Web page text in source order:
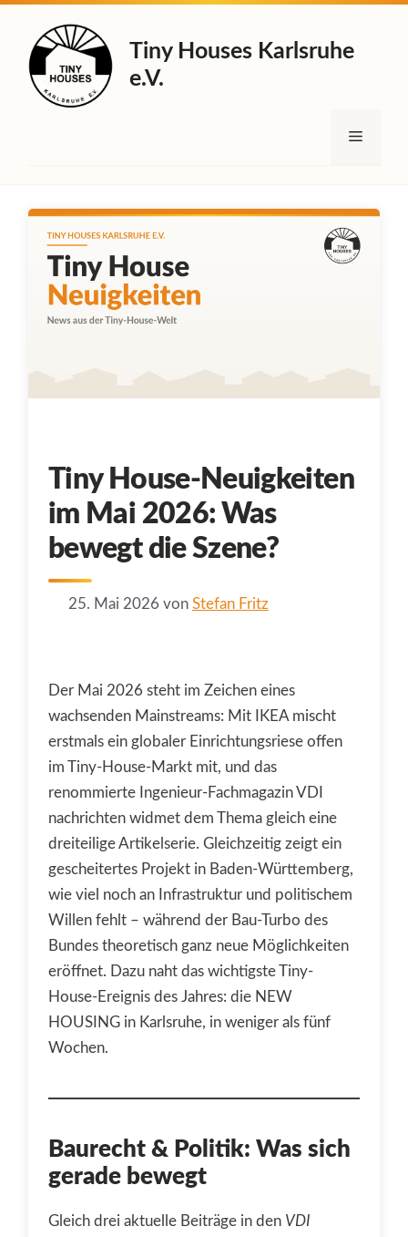
springen
Tiny Houses Karlsruhe
e.V.
Menü
Tiny House-Neuigkeiten
im Mai 2026: Was
bewegt die Szene?
25. Mai 2026 von Stefan Fritz
Der Mai 2026 steht im Zeichen eines
wachsenden Mainstreams: Mit IKEA mischt
erstmals ein globaler Einrichtungsriese offen
im Tiny-House-Markt mit, und das
renommierte Ingenieur-Fachmagazin VDI
nachrichten widmet dem Thema gleich eine
dreiteilige Artikelserie. Gleichzeitig zeigt ein
gescheitertes Projekt in Baden-Württemberg,
wie viel noch an Infrastruktur und politischem
Willen fehlt – während der Bau-Turbo des
Bundes theoretisch ganz neue Möglichkeiten
eröffnet. Dazu naht das wichtigste Tiny-
House-Ereignis des Jahres: die NEW
HOUSING in Karlsruhe, in weniger als fünf
Wochen.
Baurecht & Politik: Was sich
gerade bewegt
Gleich drei aktuelle Beiträge in den VDI